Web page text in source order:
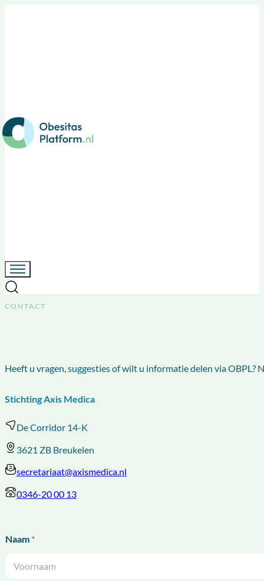
CONTACT
Heeft u vragen, suggesties of wilt u informatie delen via OBPL?
Stichting Axis Medica
De Corridor 14-K
3621 ZB Breukelen
secretariaat@axismedica.nl
0346-20 00 13
Naam *